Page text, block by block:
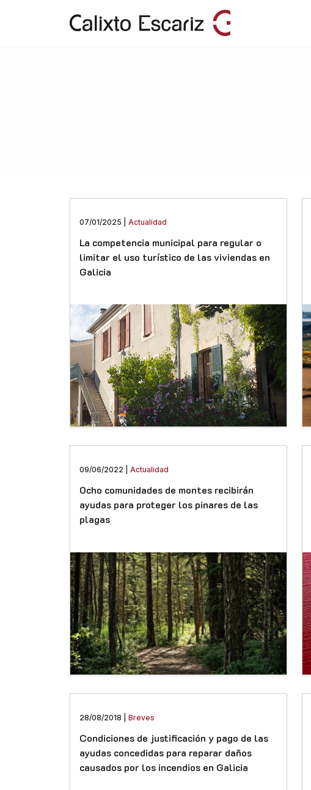
07/01/2025 | Actualidad
La competencia municipal para regular o
limitar el uso turístico de las viviendas en
Galicia
09/06/2022 | Actualidad
Ocho comunidades de montes recibirán
ayudas para proteger los pinares de las
plagas
28/08/2018 | Breves
Condiciones de justificación y pago de las
ayudas concedidas para reparar daños
causados por los incendios en Galicia